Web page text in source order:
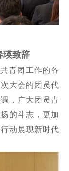
瑛致辞
青团工作的各
大会的团员代
，广大团员青
的斗志，更加
动展现新时代